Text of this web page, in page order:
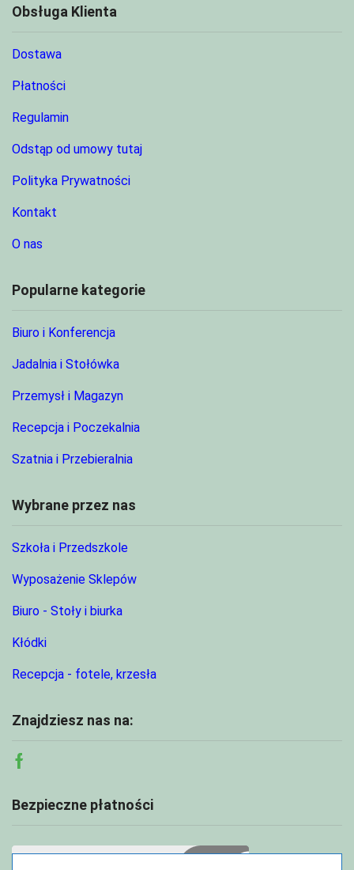
Obsługa Klienta
Dostawa
Płatności
Regulamin
Odstąp od umowy tutaj
Polityka Prywatności
Kontakt
O nas
Popularne kategorie
Biuro i Konferencja
Jadalnia i Stołówka
Przemysł i Magazyn
Recepcja i Poczekalnia
Szatnia i Przebieralnia
Wybrane przez nas
Szkoła i Przedszkole
Wyposażenie Sklepów
Biuro - Stoły i biurka
Kłódki
Recepcja - fotele, krzesła
Znajdziesz nas na:
Facebook
Bezpieczne płatności